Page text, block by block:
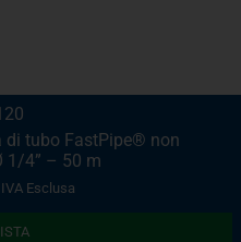
di tubo FastPipe® non
1/4” – 50 m
IVA Esclusa